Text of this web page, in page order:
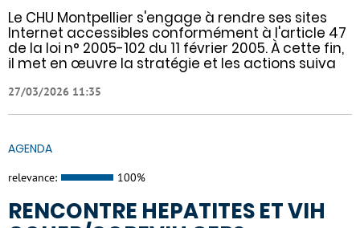
Le CHU Montpellier s'engage à rendre ses sites
Internet accessibles conformément à l'article 47
de la loi n° 2005-102 du 11 février 2005. À cette fin,
il met en œuvre la stratégie et les actions suiva
27/03/2026 11:35
AGENDA
relevance: 100%
RENCONTRE HEPATITES ET VIH